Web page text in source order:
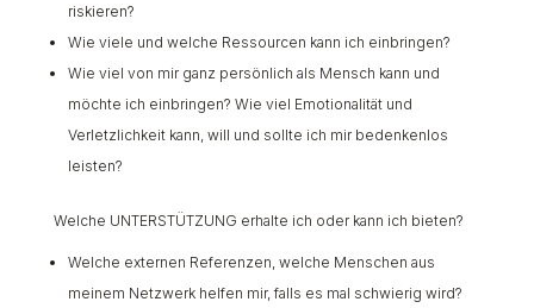
riskieren?
Wie viele und welche Ressourcen kann ich einbringen?
Wie viel von mir ganz persönlich als Mensch kann und
möchte ich einbringen? Wie viel Emotionalität und
Verletzlichkeit kann, will und sollte ich mir bedenkenlos
leisten?
Welche UNTERSTÜTZUNG erhalte ich oder kann ich bieten?
Welche externen Referenzen, welche Menschen aus
meinem Netzwerk helfen mir, falls es mal schwierig wird?